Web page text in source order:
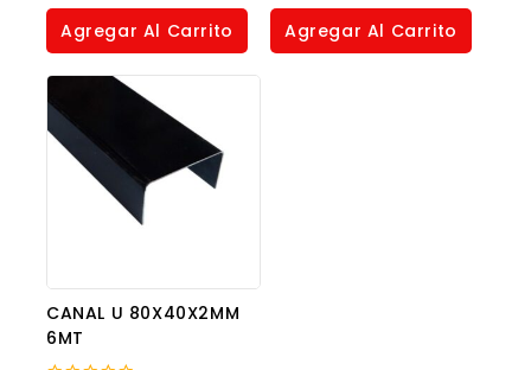
of
Agregar Al Carrito
of
Agregar Al Carrito
CANAL U 80X40X2MM
6MT